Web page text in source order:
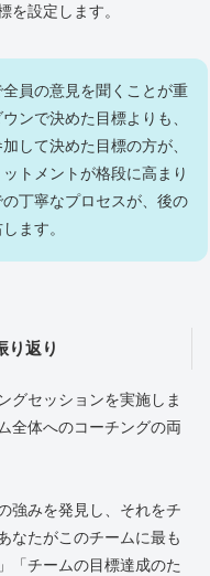
を設定します。
員の意見を聞くことが重
ンで決めた目標よりも、
して決めた目標の方が、
トメントが格段に高まり
丁寧なプロセスが、後の
ます。
り返り
グセッションを実施しま
全体へのコーチングの両
強みを発見し、それをチ
なたがこのチームに最も
「チームの目標達成のた